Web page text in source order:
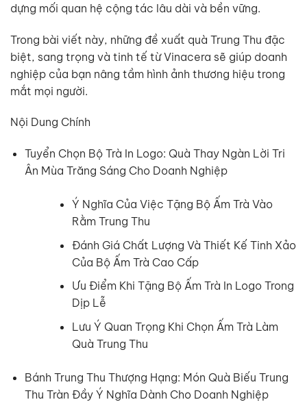
dựng mối quan hệ cộng tác lâu dài và bền vững.
Trong bài viết này, những đề xuất quà Trung Thu đặc
biệt, sang trọng và tinh tế từ Vinacera sẽ giúp doanh
nghiệp của bạn nâng tầm hình ảnh thương hiệu trong
mắt mọi người.
Nội Dung Chính
Tuyển Chọn Bộ Trà In Logo: Quà Thay Ngàn Lời Tri
Ân Mùa Trăng Sáng Cho Doanh Nghiệp
Ý Nghĩa Của Việc Tặng Bộ Ấm Trà Vào
Rằm Trung Thu
Đánh Giá Chất Lượng Và Thiết Kế Tinh Xảo
Của Bộ Ấm Trà Cao Cấp
Ưu Điểm Khi Tặng Bộ Ấm Trà In Logo Trong
Dịp Lễ
Lưu Ý Quan Trọng Khi Chọn Ấm Trà Làm
Quà Trung Thu
Bánh Trung Thu Thượng Hạng: Món Quà Biếu Trung
Thu Tràn Đầy Ý Nghĩa Dành Cho Doanh Nghiệp